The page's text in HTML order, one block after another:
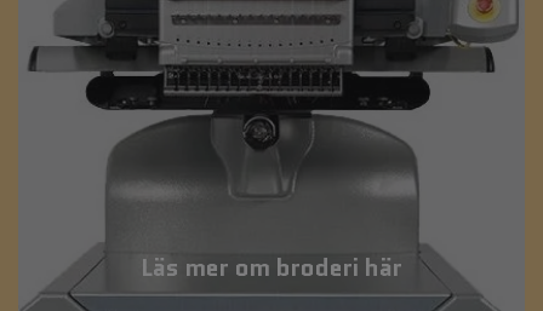
Läs mer om broderi här